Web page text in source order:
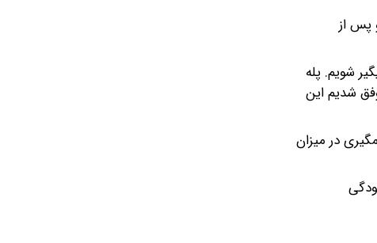
پس از
شویم. پله
شدیم این
در میزان